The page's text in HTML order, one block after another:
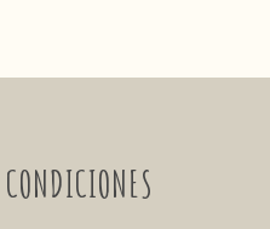
CONDICIONES